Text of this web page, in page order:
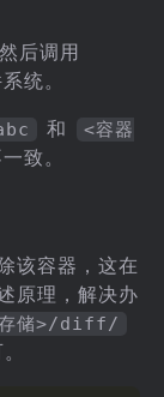
后调用
统。
和
<容器
致。
该容器，这在
原理，解决办
存储>/diff/